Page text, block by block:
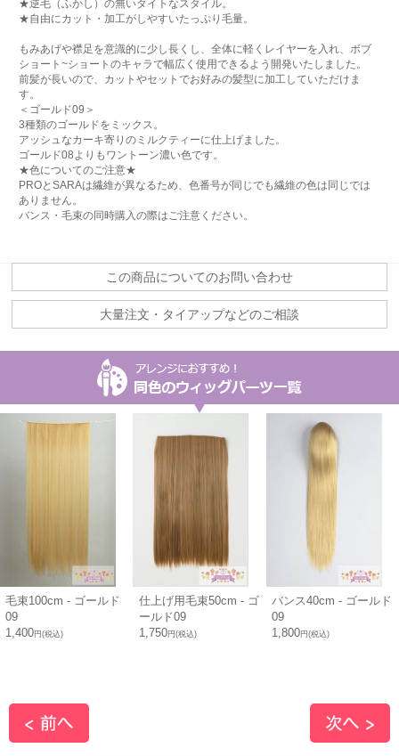
★逆毛（ふかし）の無いタイトなスタイル。
★自由にカット・加工がしやすいたっぷり毛量。
もみあげや襟足を意識的に少し長くし、全体に軽くレイヤーを入れ、ボブ
ショート~ショートのキャラで幅広く使用できるよう開発いたしました。
前髪が長いので、カットやセットでお好みの髪型に加工していただけま
す。
＜ゴールド09＞
3種類のゴールドをミックス。
アッシュなカーキ寄りのミルクティーに仕上げました。
ゴールド08よりもワントーン濃い色です。
★色についてのご注意★
PROとSARAは繊維が異なるため、色番号が同じでも繊維の色は同じでは
ありません。
バンス・毛束の同時購入の際はご注意ください。
この商品についてのお問い合わせ
大量注文・タイアップなどのご相談
毛束100cm - ゴールド
09
1,400円(税込)
仕上げ用毛束50cm - ゴ
ールド09
1,750円(税込)
バンス40cm - ゴールド
09
1,800円(税込)